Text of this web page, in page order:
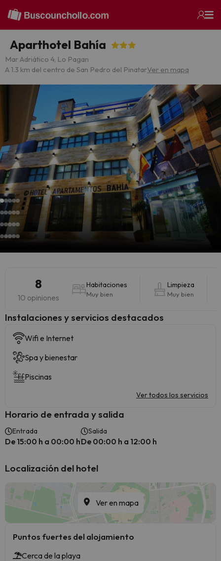
Aparthotel Bahía
Mar Adriático 4, Lo Pagan
A 1.3 km del centro de San Pedro del PinatarVer en mapa
8
10 opiniones
Habitaciones
Muy bien
Limpieza
Muy bien
Instalaciones y servicios destacados
Wifi e Internet
Spa y bienestar
Piscinas
Ver todos los servicios
Horario de entrada y salida
Entrada
De 15:00 h a 00:00 h
Salida
De 00:00 h a 12:00 h
Localización del hotel
Ver en mapa
Puntos fuertes del alojamiento
Cerca de la playa